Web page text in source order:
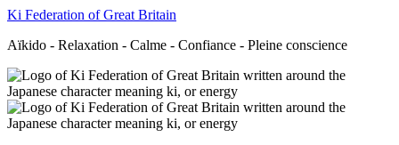
Ki Federation of Great Britain
Aïkido - Relaxation - Calme - Confiance - Pleine conscience